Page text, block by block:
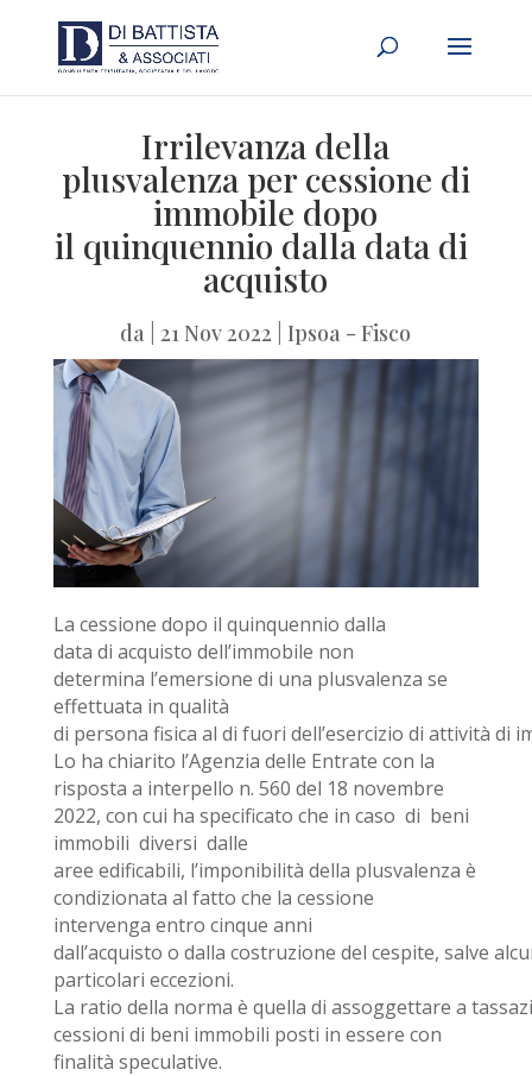
Irrilevanza della
plusvalenza per cessione di
immobile dopo
il quinquennio dalla data di
acquisto
da |21 Nov 2022 |Ipsoa - Fisco
La cessione dopo il quinquennio dalla
data di acquisto dell’immobile non
determina l’emersione di una plusvalenza se
effettuata in qualità
di persona fisica al di fuori dell’esercizio di attività di
Lo ha chiarito l’Agenzia delle Entrate con la
risposta a interpello n. 560 del 18 novembre
2022, con cui ha specificato che in caso di beni
immobili diversi dalle
aree edificabili, l’imponibilità della plusvalenza è
condizionata al fatto che la cessione
intervenga entro cinque anni
dall’acquisto o dalla costruzione del cespite, salve
particolari eccezioni.
La ratio della norma è quella di assoggettare a
cessioni di beni immobili posti in essere con
finalità speculative.